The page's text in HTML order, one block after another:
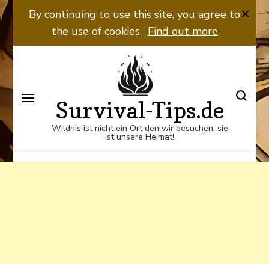
Wildnis ist nicht ein Ort den wir
besuchen, sie ist unsere Heimat!
By continuing to use this site, you agree to
the use of cookies. Find out more
Survival-Tips.de
Wildnis ist nicht ein Ort den wir besuchen, sie
ist unsere Heimat!